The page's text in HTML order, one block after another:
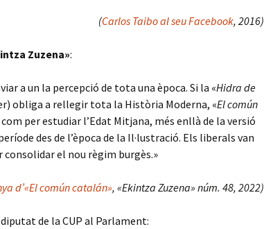
(Carlos Taibo al seu Facebook, 2016)
Zuzena»:
a un la percepció de tota una època. Si la «Hidra de
obliga a rellegir tota la Història Moderna, «El común
per estudiar l’Edat Mitjana, més enllà de la versió
des de l’època de la Il·lustració. Els liberals van
el nou règim burgès.»
d’«El común catalán», «Ekintza Zuzena» núm. 48, 2022)
de la CUP al Parlament: